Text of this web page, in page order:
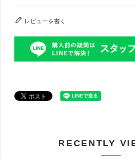
レビューを書く
RECENTLY